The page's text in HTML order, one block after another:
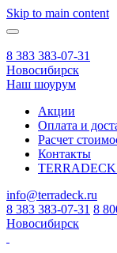
Skip to main content
8 383 383-07-31
Новосибирск
Наш шоурум
Акции
Оплата и
Расчет
Контакты
TERRADECK
info@terradeck.ru
8 383 383-07-31 8
Новосибирск